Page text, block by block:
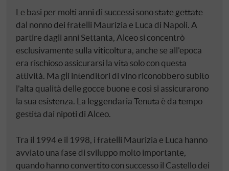
Le basi per molti anni di successi sono state gettate
dal nonno dei fratelli Maurizia e Luca di Napoli. A
partire dagli anni Settanta, Alceo si concentrò
esclusivamente sulla viticoltura, anche se all'epoca
era rischioso assicurarsi la vita solo con questa
attività. Ma gli intenditori di vino riconobbero subito
l'alta qualità delle gocce buone e così si assicurarono
la sua esistenza. La leggendaria Tenuta è da tempo
gestita dai nipoti di Alceo.
Tra il 1994 e il 1998, i fratelli Maurizia e Luca hanno
avviato una fase di sviluppo molto importante,
quando hanno convertito con successo il Castello dei